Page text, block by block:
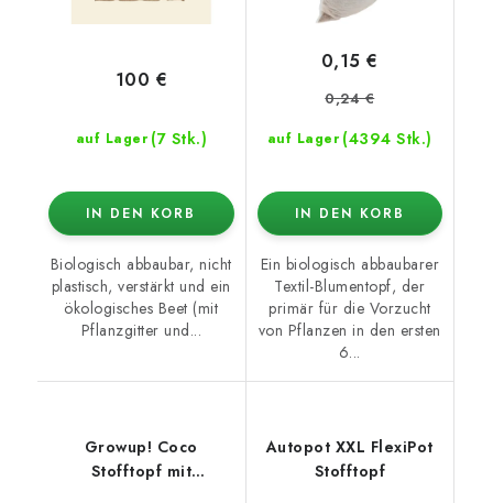
auf Lager (7 Stk.)
100 €
IN DEN KORB
Biologisch abbaubar, nicht
plastisch, verstärkt und ein
ökologisches Beet (mit
Pflanzgitter und...
auf Lager (4394 Stk.)
0,15 €
0,24 €
IN DEN KORB
Ein biologisch abbaubarer
Textil-Blumentopf, der
primär für die Vorzucht
von Pflanzen in den ersten
6...
Growup! Coco
Stofftopf mit
Autopot XXL FlexiPot
Stofftopf